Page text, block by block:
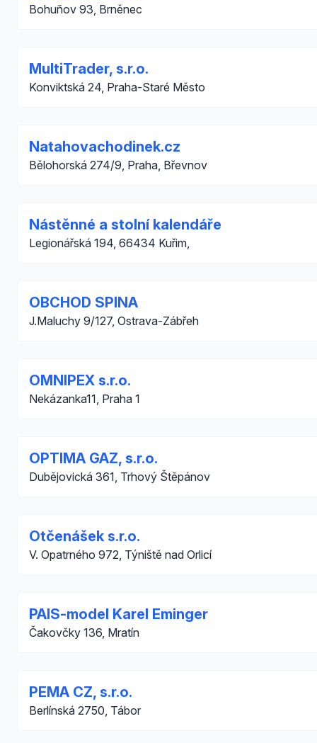
Bohuňov 93, Brněnec
MultiTrader, s.r.o.
Konviktská 24, Praha-Staré Město
Natahovachodinek.cz
Bělohorská 274/9, Praha, Břevnov
Nástěnné a stolní kalendáře
Legionářská 194, 66434 Kuřim,
OBCHOD SPINA
J.Maluchy 9/127, Ostrava-Zábřeh
OMNIPEX s.r.o.
Nekázanka11, Praha 1
OPTIMA GAZ, s.r.o.
Dubějovická 361, Trhový Štěpánov
Otčenášek s.r.o.
V. Opatrného 972, Týniště nad Orlicí
PAIS-model Karel Eminger
Čakovčky 136, Mratín
PEMA CZ, s.r.o.
Berlínská 2750, Tábor